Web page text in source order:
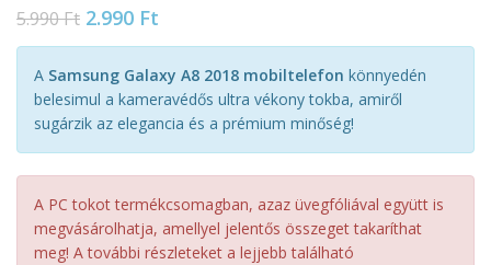
5.990Ft 2.990 Ft
A Samsung Galaxy A8 2018 mobiltelefon könnyedén
belesimul a kameravédős ultra vékony tokba, amiről
sugárzik az elegancia és a prémium minőség!
A PC tokot termékcsomagban, azaz üvegfóliával együtt is
megvásárolhatja, amellyel jelentős összeget takaríthat
meg! A további részleteket a lejjebb található